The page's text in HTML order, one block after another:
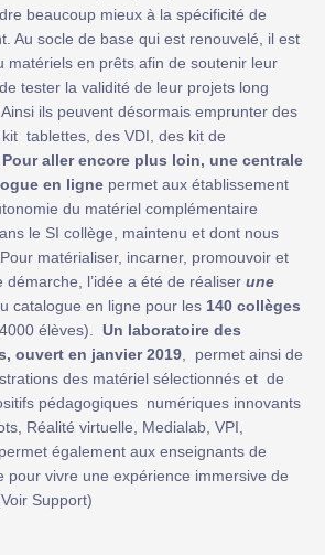
beaucoup mieux à la spécificité de
Au socle de base qui est renouvelé, il est
matériels en prêts afin de soutenir leur
tester la validité de leur projets long
ils peuvent désormais emprunter des
tablettes, des VDI, des kit de
Pour aller encore plus loin, une centrale
en ligne permet aux établissement
du matériel complémentaire
le SI collège, maintenu et dont nous
matérialiser, incarner, promouvoir et
l’idée a été de réaliser une
catalogue en ligne pour les 140 collèges
élèves). Un laboratoire des
ouvert en janvier 2019 , permet ainsi de
des matériel sélectionnés et de
pédagogiques numériques innovants
Réalité virtuelle, Medialab, VPI,
également aux enseignants de
pour vivre une expérience immersive de
Support)